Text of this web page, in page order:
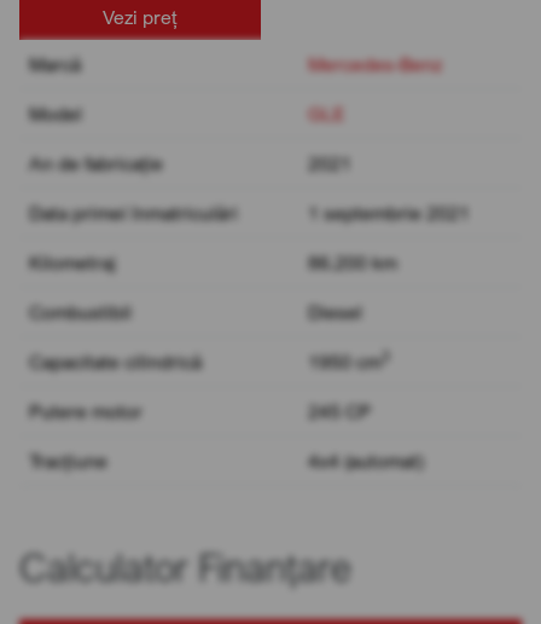
Vezi preț
Marcă
Mercedes-Benz
Model GLE
An de fabricație 2021
Data primei înmatriculări 1 septembrie 2021
Kilometraj 86.200 km
Combustibil Diesel
Capacitate cilindrică 1950 cm
Putere motor 245 CP
Tracțiune 4x4 (automat)
Calculator Finanțare